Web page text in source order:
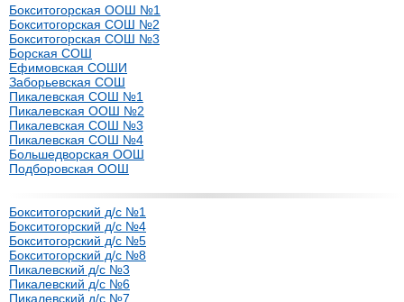
Бокситогорская ООШ №1
Бокситогорская СОШ №2
Бокситогорская СОШ №3
Борская СОШ
Ефимовская СОШИ
Заборьевская СОШ
Пикалевская СОШ №1
Пикалевская ООШ №2
Пикалевская СОШ №3
Пикалевская СОШ №4
Большедворская ООШ
Подборовская ООШ
Бокситогорский д/с №1
Бокситогорский д/с №4
Бокситогорский д/с №5
Бокситогорский д/с №8
Пикалевский д/с №3
Пикалевский д/с №6
Пикалевский д/с №7